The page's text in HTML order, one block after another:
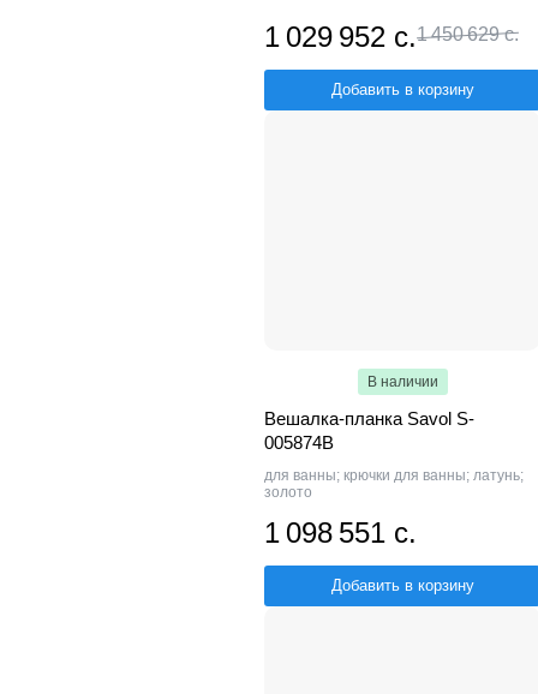
1 029 952 с.1 450 629 с.
Добавить в корзину
В наличии
Вешалка-планка Savol S-
005874B
для ванны; крючки для ванны; латунь;
золото
1 098 551 с.
Добавить в корзину